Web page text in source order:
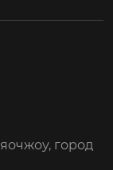
город